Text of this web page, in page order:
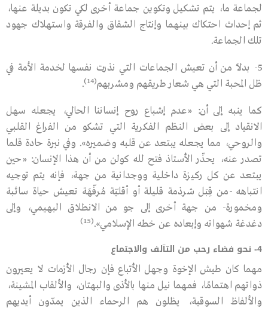
لجماعة ما، يتم تشكيل وتكوين جماعة أخرى لكي تكون بديلة عنها،
ثم إحداث احتكاك بينهما وإنتاج الشقاق والفرقة واستهلاك جهود
تلك الجماعة.
5- بدلاً من أن تعيش الجماعات التي نذرت نفسها لخدمة الأمة في
ظل المحبة التي هي شعار طريقهم ومشربهم(14)
.
كما ينبه إلى أن: «عدم إشباع روح إنساننا الحالي، يجعله سهل
الانقياد إلى بعض النظم الفكرية التي تشكو من الفراغ القلبي
والروحي، مما يجعله يبتعد عن قلبه وضميره». وفي نبرة حادة قلما
تصدر عنه، يحذّر الأستاذ فتح ﷲ كولن من أن هذا الإنسان: «حين
يبتعد عن كل ركيزة داخلية ووجدانية من جهة، فإنه يتم توجيه
انتباهه -من قِبَل شرذمة قليلة أو أقليّة مُرفّهَة تعيش حياة سائبة
ومخمورة- من جهة أخرى إلى جو من الانطلاق البهيمي، وإلى
دغدغة شهواته وإبعاده عن خطه الإسلامي».(15)
4- نحو فضاء رحب من التآلف والاجتماع
مهما كان طيش الإخوة وجهل الأتباع فإن رجال الأزمات لا يعيرون
ذواتهم اهتمامًا، فمهما نيل منها بالأذى والبهتان، والألقاب المشينة،
والألفاظ السوقية، يظلون هم الرحماء الذين يمدّون أيديهم